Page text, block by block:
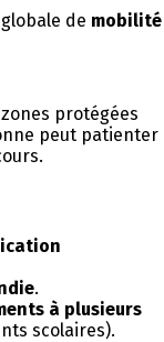
de mobilité
protégées
peut patienter
.
à plusieurs
scolaires).